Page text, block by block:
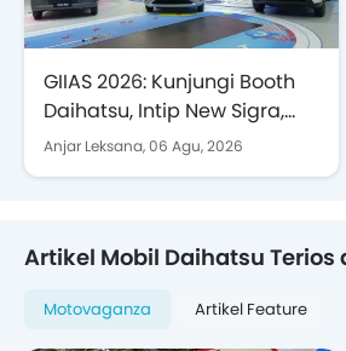
GIIAS 2026: Kunjungi Booth
Daihatsu, Intip New Sigra,
Terios SE hingga Gran Max
Anjar Leksana,06 Agu, 2026
Artikel Mobil Daihatsu Terios
Motovaganza Artikel Feature